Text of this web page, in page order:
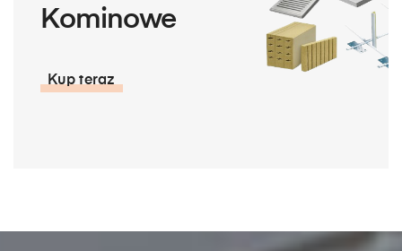
Kominowe
Kup teraz